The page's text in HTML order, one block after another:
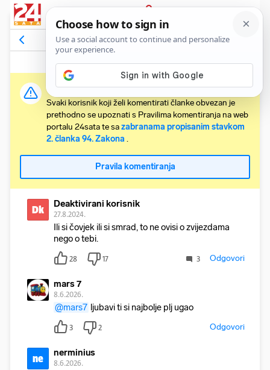
PRIJAVA
Komentari269 Relevantni
Važna obavijest:
Svaki korisnik koji želi komentirati članke obvezan je
prethodno se upoznati s Pravilima komentiranja na web
portalu 24sata te sazabranama propisanim stavkom
2. članka 94. Zakona .
Pravila komentiranja
Dk Deaktivirani korisnik
27.8.2024.
Ili si čovjek ili si smrad, to ne ovisi o zvijezdama
nego o tebi.
28 17 3 Odgovori
mars 7
8.6.2026.
@mars7 ljubavi ti si najbolje plj ugao
3 2 Odgovori
ne nerminius
8.6.2026.